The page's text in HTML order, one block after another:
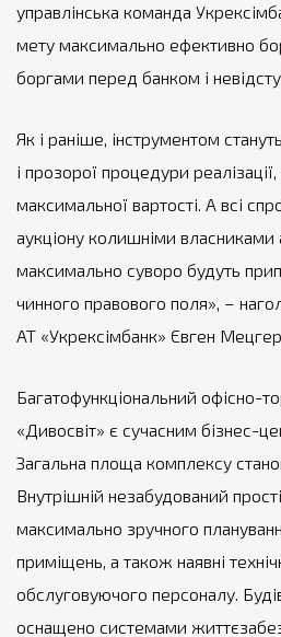
управлінська команда
мету максимально ефективно
боргами перед банком і
Як і раніше, інструментом
і прозорої процедури
максимальної вартості. А всі
аукціону колишніми
максимально суворо будуть
чинного правового поля», –
АТ «Укрексімбанк» Євген
Багатофункціональний офісно-
«Дивосвіт» є сучасним бізнес-
Загальна площа комплексу
Внутрішній незабудований
максимально зручного
приміщень, а також наявні
обслуговуючого персоналу.
оснащено системами